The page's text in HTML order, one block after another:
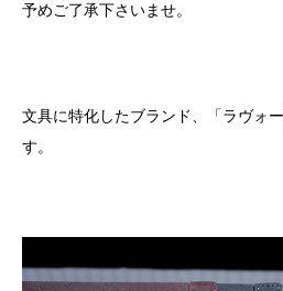
予めご了承下さいませ。
文具に特化したブランド、「ラヴォ
す。